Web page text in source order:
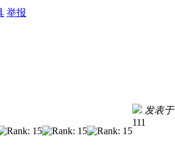
举报
发表
111